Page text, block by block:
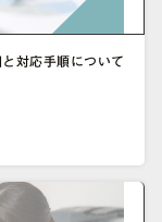
対応手順について